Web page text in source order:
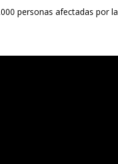
personas afectadas por